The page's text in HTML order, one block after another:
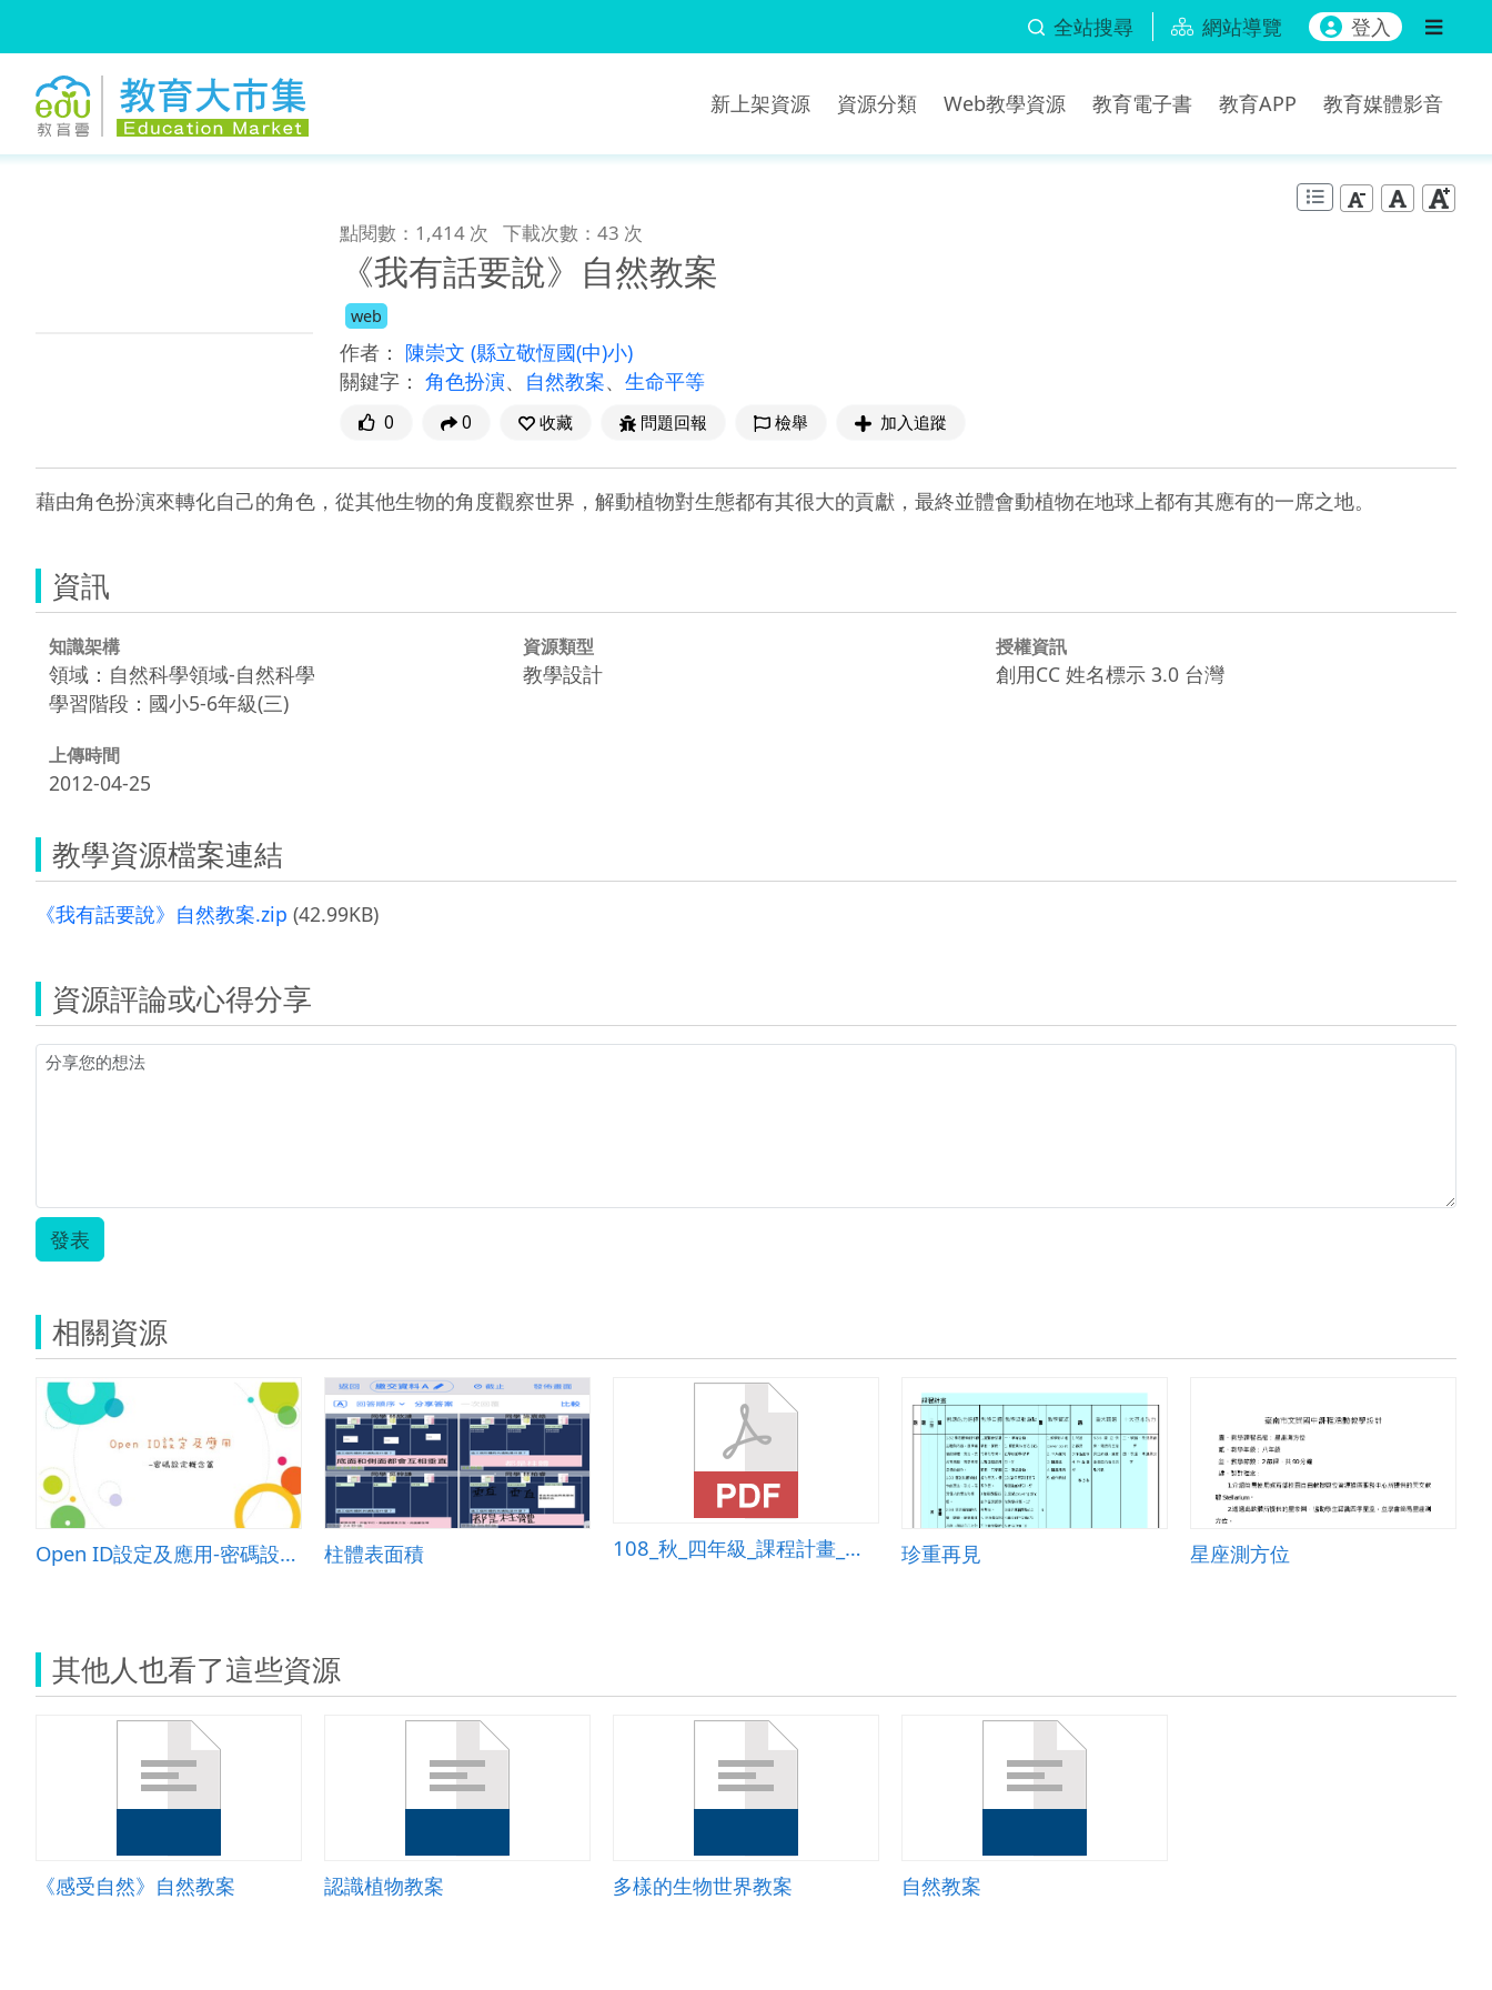
全站搜尋 網站導覽 登入
新上架資源 資源分類 Web教學資源 教育電子書 教育APP 教育媒體影音
點閱數：1,414 次 下載次數：43 次
《我有話要說》自然教案
web
作者： 陳崇文 (縣立敬恆國(中)小)
關鍵字： 角色扮演、 自然教案、 生命平等
0 0 收藏 問題回報 檢舉 加入追蹤
資訊
知識架構
領域：自然科學領域-自然科學
學習階段：國小5-6年級(三)
資源類型
教學設計
授權資訊
創用CC 姓名標示 3.0 台灣
上傳時間
2012-04-25
教學資源檔案連結
《我有話要說》自然教案.zip (42.99KB)
資源評論或心得分享
發表
相關資源
Open ID設定及應用-密碼設定概念篇 柱體表面積 108_秋_四年級_課程計畫_簡報基礎應用0830 珍重再見 星座測方位
其他人也看了這些資源
《感受自然》自然教案 認識植物教案 多樣的生物世界教案 自然教案